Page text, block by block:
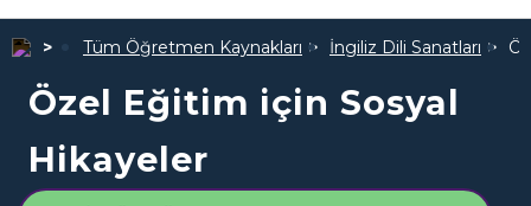
Tüm Öğretmen Kaynakları İngiliz Dili Sanatları
Özel Eğitim için Sosyal
Hikayeler